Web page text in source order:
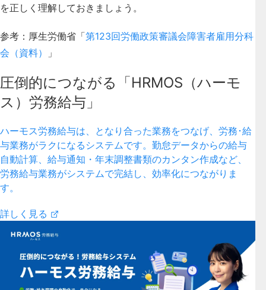
を正しく理解しておきましょう。
参考：厚生労働省「第123回労働政策審議会障害者雇用分科
会（資料）
」
圧倒的につながる「HRMOS（ハーモ
ス）労務給与」
ハーモス労務給与は、となり合った業務をつなげ、労務･給
与業務がラクになるシステムです。勤怠データからの給与
自動計算、給与通知・年末調整書類のカンタン作成など、
労務給与業務がシステムで完結し、効率化につながりま
す。
詳しく見る